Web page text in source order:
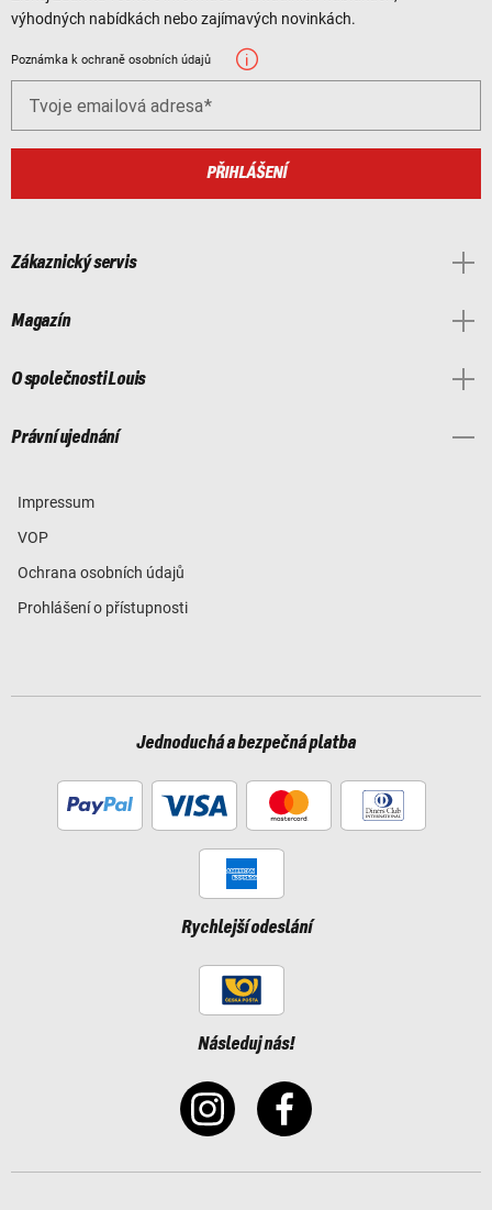
výhodných nabídkách nebo zajímavých novinkách.
Poznámka k ochraně osobních údajů
Tvoje emailová adresa
PŘIHLÁŠENÍ
Zákaznický servis
Magazín
O společnosti Louis
Právní ujednání
Impressum
VOP
Ochrana osobních údajů
Prohlášení o přístupnosti
Jednoduchá a bezpečná platba
Rychlejší odeslání
Následuj nás!